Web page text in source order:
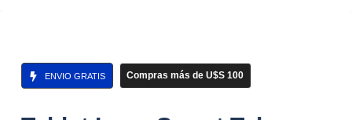
ENVIO GRATIS Compras más de U$S 100